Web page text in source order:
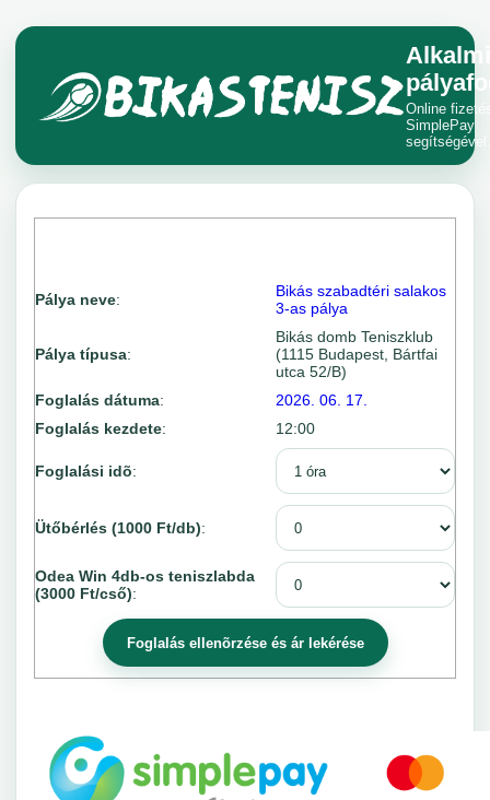
Alkalmi
Online
SimplePay
segítségével.
Pálya neve:
Bikás szabadtéri salakos
3-as pálya
Pálya típusa:
Bikás domb Teniszklub
(1115 Budapest, Bártfai
utca 52/B)
Foglalás dátuma:
2026. 06. 17.
Foglalás kezdete: 12:00
Foglalási idõ:
Ütőbérlés (1000 Ft/db):
Odea Win 4db-os teniszlabda
(3000 Ft/cső):